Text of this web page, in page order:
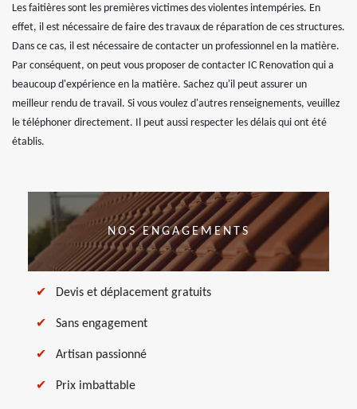
Les faitières sont les premières victimes des violentes intempéries. En
effet, il est nécessaire de faire des travaux de réparation de ces structures.
Dans ce cas, il est nécessaire de contacter un professionnel en la matière.
Par conséquent, on peut vous proposer de contacter IC Renovation qui a
beaucoup d'expérience en la matière. Sachez qu'il peut assurer un
meilleur rendu de travail. Si vous voulez d'autres renseignements, veuillez
le téléphoner directement. Il peut aussi respecter les délais qui ont été
établis.
NOS ENGAGEMENTS
Devis et déplacement gratuits
Sans engagement
Artisan passionné
Prix imbattable